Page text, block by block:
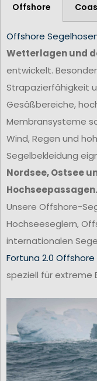
Offshore
Offshore
Wetterlagen und
entwickelt.
Strapazierfähigkeit
Gesäßbereiche,
Membransysteme
Wind, Regen und
Segelbekleidung
Nordsee, Ostsee
Hochseepassagen.
Unsere Offshore-
Hochseeseglern,
internationalen
Fortuna 2.0
speziell für extreme